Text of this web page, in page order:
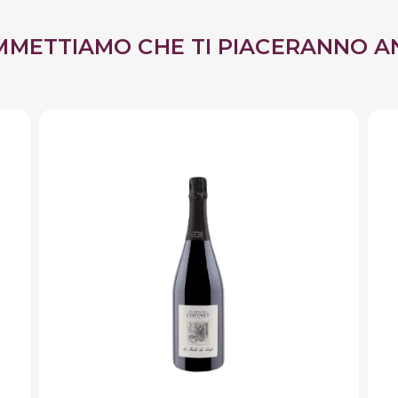
CHE TI PIACERANNO